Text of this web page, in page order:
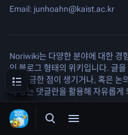
검색 여닫기
Email: junhoahn@kaist.ac.kr
Noriwiki는 다양한 분야에 대한 경
인 블로그 형태의 위키입니다. 글
나, 궁금한 점이 생기거나, 혹은
에 있는 댓글란을 활용해 자유롭게